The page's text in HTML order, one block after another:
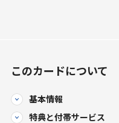
このカードについて
基本情報
特典と付帯サービス